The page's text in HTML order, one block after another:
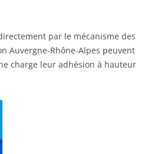
par le mécanisme des
Auvergne-Rhône-Alpes peuvent
charge leur adhésion à hauteur